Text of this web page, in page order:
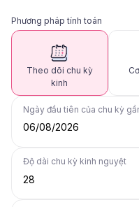
Phương pháp tính toán
Theo dõi chu kỳ
kinh
Ngày đầu tiên của chu kỳ
06/08/2026
Độ dài chu kỳ kinh nguyệt